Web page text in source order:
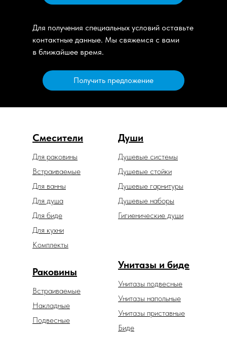
Для получения специальных условий оставьте
контактные данные. Мы свяжемся с вами
в ближайшее время.
Получить предложение
Смесители Души
Душевые гарнитуры
Душевые системы
Гигиенические души
Душевые наборы
Унитазы и биде
Унитазы подвесные
Унитазы напольные
Унитазы приставные
Раковины
Встраиваемые
Накладные
Подвесные
Встраиваемые
Для биде
Для ванны
Для душа
Для раковины
Для кухни
Душевые стойки
Биде
Комплекты